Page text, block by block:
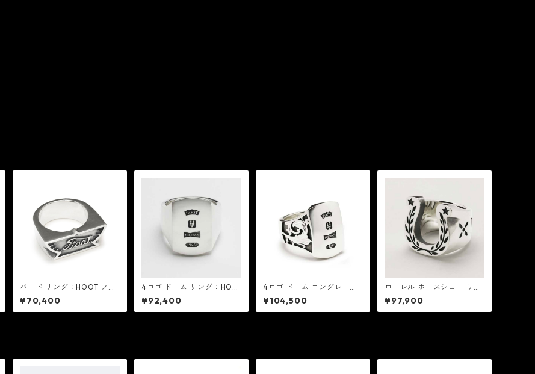
バード リング：HOOT フー
ト
¥70,400
4ロゴ ドーム リング：HOO
T フート
¥92,400
4ロゴ ドーム エングレーヴ
ド リング：HOOT フート
¥104,500
ローレル ホースシュー リン
グ：HOOT フート
¥97,900